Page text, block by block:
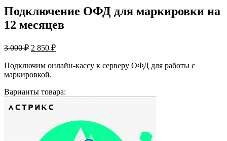
Подключение ОФД для маркировки на
12 месяцев
3 000₽ Первоначальная
составляла
3
2 850 ₽Текущая
2
Подключим онлайн-кассу к серверу ОФД для работы с
маркировкой.
Варианты товара: